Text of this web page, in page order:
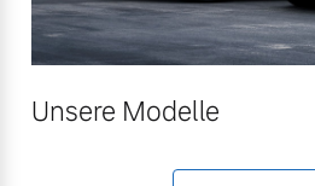
Unsere Modelle